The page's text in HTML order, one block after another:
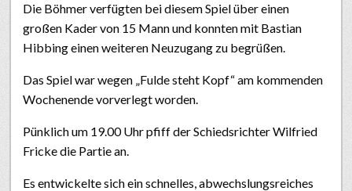
Die Böhmer verfügten bei diesem Spiel über einen
großen Kader von 15 Mann und konnten mit Bastian
Hibbing einen weiteren Neuzugang zu begrüßen.
Das Spiel war wegen „Fulde steht Kopf“ am kommenden
Wochenende vorverlegt worden.
Pünklich um 19.00 Uhr pfiff der Schiedsrichter Wilfried
Fricke die Partie an.
Es entwickelte sich ein schnelles, abwechslungsreiches